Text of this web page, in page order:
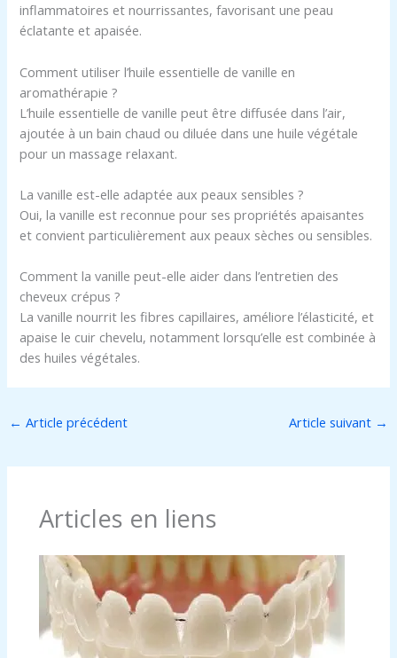
inflammatoires et nourrissantes, favorisant une peau
éclatante et apaisée.
Comment utiliser l’huile essentielle de vanille en
aromathérapie ?
L’huile essentielle de vanille peut être diffusée dans l’air,
ajoutée à un bain chaud ou diluée dans une huile végétale
pour un massage relaxant.
La vanille est-elle adaptée aux peaux sensibles ?
Oui, la vanille est reconnue pour ses propriétés apaisantes
et convient particulièrement aux peaux sèches ou sensibles.
Comment la vanille peut-elle aider dans l’entretien des
cheveux crépus ?
La vanille nourrit les fibres capillaires, améliore l’élasticité, et
apaise le cuir chevelu, notamment lorsqu’elle est combinée à
des huiles végétales.
← Article précédent Article suivant →
Articles en liens